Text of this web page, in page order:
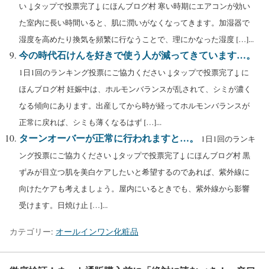
い ↓タップで投票完了↓ にほんブログ村 寒い時期にエアコンが効い
た室内に長い時間いると、肌に潤いがなくなってきます。加湿器で
湿度を高めたり換気を頻繁に行なうことで、理にかなった湿度 […]...
今の時代石けんを好きで使う人が減ってきています…。
1日1回のランキング投票にご協力ください ↓タップで投票完了↓ に
ほんブログ村 妊娠中は、ホルモンバランスが乱されて、シミが濃く
なる傾向にあります。出産してから時が経ってホルモンバランスが
正常に戻れば、シミも薄くなるはず […]...
ターンオーバーが正常に行われますと…。
1日1回のランキ
ング投票にご協力ください ↓タップで投票完了↓ にほんブログ村 黒
ずみが目立つ肌を美白ケアしたいと希望するのであれば、紫外線に
向けたケアも考えましょう。屋内にいるときでも、紫外線から影響
受けます。日焼け止 […]...
カテゴリー: オールインワン化粧品